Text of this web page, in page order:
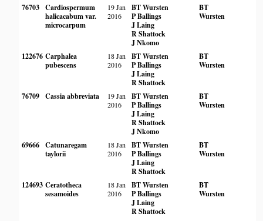
76703 Cardiospermum
halicacabum var.
microcarpum
19 Jan
2016
BT Wursten
P Ballings
J Laing
R Shattock
J Nkomo
BT
Wursten
122676 Carphalea
pubescens
18 Jan
2016
BT Wursten
P Ballings
J Laing
R Shattock
BT
Wursten
76709 Cassia abbreviata
19 Jan
2016
BT Wursten
P Ballings
J Laing
R Shattock
J Nkomo
BT
Wursten
69666 Catunaregam
taylorii
18 Jan
2016
BT Wursten
P Ballings
J Laing
R Shattock
BT
Wursten
124693 Ceratotheca
sesamoides
18 Jan
2016
BT Wursten
P Ballings
J Laing
R Shattock
BT
Wursten